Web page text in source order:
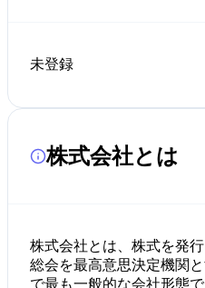
未登録
株式会社とは
株式会社とは、株式を発
総会を最高意思決定機関
で最も一般的な会社形態